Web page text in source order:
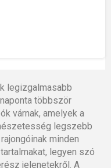
legizgalmasabb
többször
várnak, amelyek a
legszebb
minden
legyen szó
jelenetekről. A